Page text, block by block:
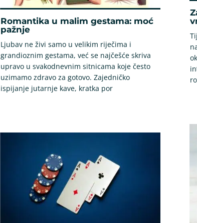
Romantika u malim gestama: moć
pažnje
Ljubav ne živi samo u velikim riječima i
grandioznim gestama, već se najčešće skriva
upravo u svakodnevnim sitnicama koje često
uzimamo zdravo za gotovo. Zajedničko
ispijanje jutarnje kave, kratka por